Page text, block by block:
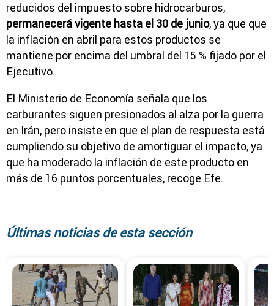
reducidos del impuesto sobre hidrocarburos,
permanecerá vigente hasta el 30 de junio, ya que que
la inflación en abril para estos productos se
mantiene por encima del umbral del 15 % fijado por el
Ejecutivo.
El Ministerio de Economía señala que los
carburantes siguen presionados al alza por la guerra
en Irán, pero insiste en que el plan de respuesta está
cumpliendo su objetivo de amortiguar el impacto, ya
que ha moderado la inflación de este producto en
más de 16 puntos porcentuales, recoge Efe.
Últimas noticias de esta sección